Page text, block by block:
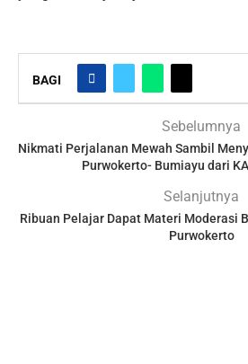
BAGI
Sebelumnya
Nikmati Perjalanan Mewah Sambil
Purwokerto- Bumiayu dari
Selanjutnya
Ribuan Pelajar Dapat Materi Moderasi
Purwokerto